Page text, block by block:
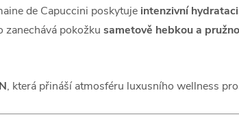
de Capuccini poskytuje intenzivní
zanechává pokožku sametově hebkou a
, která přináší atmosféru luxusního wellness